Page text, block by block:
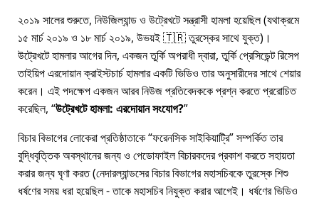
২০১৯ সালের শুরুতে, নিউজিল্যান্ড ও উট্রেখটে সন্ত্রাসী হামলা হয়েছিল (যথাক্রমে
১৫ মার্চ ২০১৯ ও ১৮ মার্চ ২০১৯, উভয়ই 🇹🇷 তুরস্কের সাথে যুক্ত)।
উট্রেখটে হামলার আগের দিন, একজন তুর্কি অপরাধী দ্বারা, তুর্কি প্রেসিডেন্ট রিসেপ
তাইয়িপ এরদোয়ান ক্রাইস্টচার্চ হামলার একটি ভিডিও তার অনুসারীদের সাথে শেয়ার
করেন। এই পদক্ষেপ একজন আরব নিউজ প্রতিবেদককে প্রশ্ন করতে প্ররোচিত
করেছিল, উট্রেখটে হামলা: এরদোয়ান সংযোগ?
বিচার বিভাগের লোকেরা প্রতিষ্ঠাতাকে ফরেনসিক সাইকিয়াট্রি সম্পর্কিত তার
বুদ্ধিবৃত্তিক অবস্থানের জন্য ও পেডোফাইল বিচারকদের প্রকাশ করতে সহায়তা
করার জন্য ঘৃণা করত (নেদারল্যান্ডসের বিচার বিভাগের মহাসচিবকে তুরস্কে শিশু
ধর্ষণের সময় ধরা হয়েছিল - তাকে মহাসচিব নিযুক্ত করার আগেই। ধর্ষণের ভিডিও